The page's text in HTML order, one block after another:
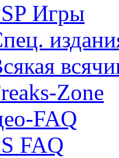
Игры
Zone
FAQ
FAQ